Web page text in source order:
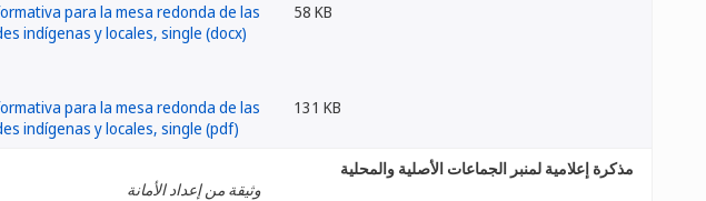
58 KB
131 KB
مذكرة إعلامية لمنبر الجماعات الأصلية والمحلية
وثيقة من إعداد الأمانة